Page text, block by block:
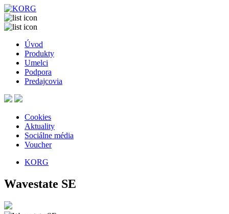
Úvod
Produkty
Umelci
Podpora
Predajcovia
Cookies
Aktuality
Sociálne média
Voucher
KORG
Wavestate SE